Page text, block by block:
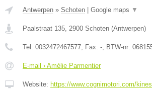
Antwerpen » Schoten Google maps ▼
Paalstraat 135, 2900 Schoten (Antwerpen)
Tel: 0032472467577, Fax: -, BTW-nr:
E-mail › Amélie Parmentier
Website: https://www.cognimotori.com/